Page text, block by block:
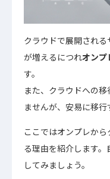
クラウドで展開され
が増えるにつれオンプ
す。
また、クラウドへの
ませんが、安易に移行
ここではオンプレか
る理由を紹介します
してみましょう。